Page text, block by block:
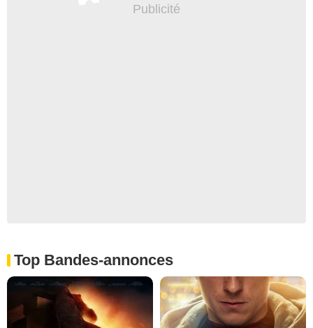
Top Bandes-annonces